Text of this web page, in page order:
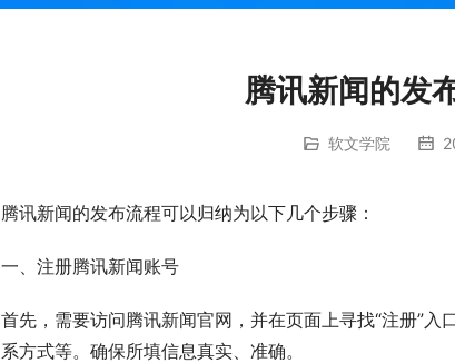
腾讯新闻的发
软文学院
腾讯新闻的发布流程可以归纳为以下几个步骤：
一、注册腾讯新闻账号
首先，需要访问腾讯新闻官网，并在页面上寻找“注册”
系方式等。确保所填信息真实、准确。